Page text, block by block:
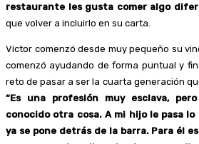
restaurante les gusta comer algo
que volver a incluirlo en su carta.
Víctor comenzó desde muy pequeño su
comenzó ayudando de forma puntual y
reto de pasar a ser la cuarta generación
“Es una profesión muy esclava,
conocido otra cosa. A mi hijo le pasa lo
ya se pone detrás de la barra. Para él